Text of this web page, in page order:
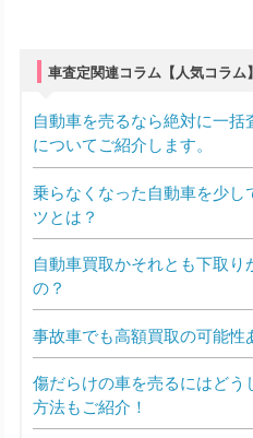
車査定関連コラム【人気コラム】
自動車を売るなら絶対に一
についてご紹介します。
乗らなくなった自動車を少し
ツとは？
自動車買取かそれとも下取り
の？
事故車でも高額買取の可能性
傷だらけの車を売るにはどう
方法もご紹介！